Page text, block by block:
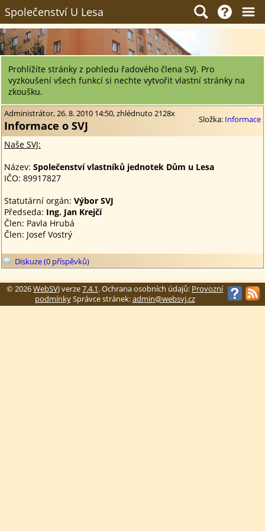
Společenství U Lesa
Prohlížíte stránky z pohledu řadového člena SVJ. Pro
vyzkoušení všech funkcí si nechte vytvořit vlastní stránky na
zkoušku.
Administrátor, 26. 8. 2010 14:50, zhlédnuto 2128x
Informace o SVJ Složka: Informace
Naše SVJ:
Název: Společenství vlastníků jednotek Dům u Lesa
IČO: 89917827
Statutární orgán: Výbor SVJ
Předseda: Ing. Jan Krejčí
Člen: Pavla Hrubá
Člen: Josef Vostrý
Diskuze (0 příspěvků)
© 2026WebSVJverze7.4.1. Ochrana osobních údajů: Provozní
podmínkySprávce stránek:admin@websvj.cz